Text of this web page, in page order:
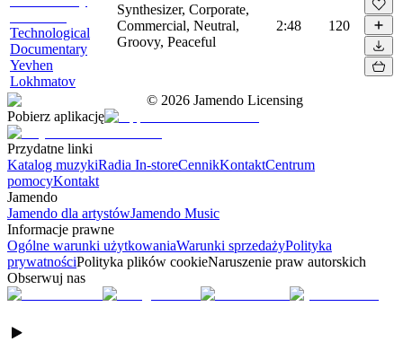
Technological
Documentary
Yevhen
Lokhmatov
Synthesizer, Corporate,
Commercial, Neutral,
Groovy, Peaceful
2:48 120
© 2026 Jamendo Licensing
Pobierz aplikację
Przydatne linki
Katalog muzykiRadia In-storeCennikKontaktCentrum
pomocyKontakt
Jamendo
Jamendo dla artystówJamendo Music
Informacje prawne
Ogólne warunki użytkowaniaWarunki sprzedażyPolityka
prywatnościPolityka plików cookieNaruszenie praw autorskich
Obserwuj nas